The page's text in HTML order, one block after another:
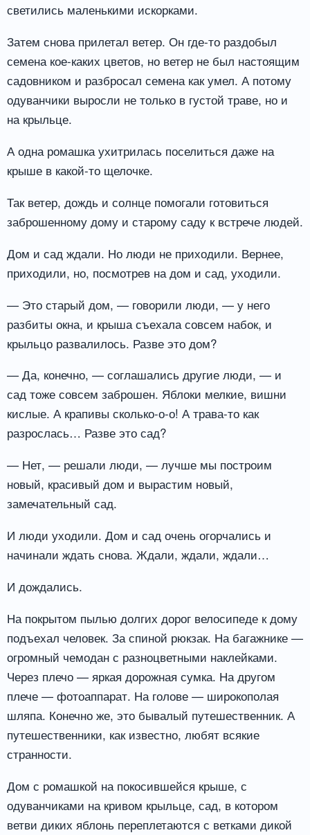
светились маленькими искорками.
Затем снова прилетал ветер. Он где-то раздобыл
семена кое-каких цветов, но ветер не был настоящим
садовником и разбросал семена как умел. А потому
одуванчики выросли не только в густой траве, но и
на крыльце.
А одна ромашка ухитрилась поселиться даже на
крыше в какой-то щелочке.
Так ветер, дождь и солнце помогали готовиться
заброшенному дому и старому саду к встрече людей.
Дом и сад ждали. Но люди не приходили. Вернее,
приходили, но, посмотрев на дом и сад, уходили.
— Это старый дом, — говорили люди, — у него
разбиты окна, и крыша съехала совсем набок, и
крыльцо развалилось. Разве это дом?
— Да, конечно, — соглашались другие люди, — и
сад тоже совсем заброшен. Яблоки мелкие, вишни
кислые. А крапивы сколько-о-о! А трава-то как
разрослась… Разве это сад?
— Нет, — решали люди, — лучше мы построим
новый, красивый дом и вырастим новый,
замечательный сад.
И люди уходили. Дом и сад очень огорчались и
начинали ждать снова. Ждали, ждали, ждали…
И дождались.
На покрытом пылью долгих дорог велосипеде к дому
подъехал человек. За спиной рюкзак. На багажнике —
огромный чемодан с разноцветными наклейками.
Через плечо — яркая дорожная сумка. На другом
плече — фотоаппарат. На голове — широкополая
шляпа. Конечно же, это бывалый путешественник. А
путешественники, как известно, любят всякие
странности.
Дом с ромашкой на покосившейся крыше, с
одуванчиками на кривом крыльце, сад, в котором
ветви диких яблонь переплетаются с ветками дикой